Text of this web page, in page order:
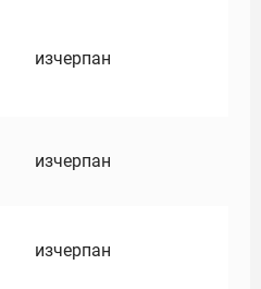
изчерпан
изчерпан
изчерпан